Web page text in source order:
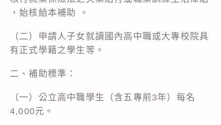
，始核給本補助 。
（二）申請人子女就讀國內高中職或大專校院具
有正式學籍之學生等。
二、補助標準：
（一）公立高中職學生（含五專前3年）每名
4,000元。